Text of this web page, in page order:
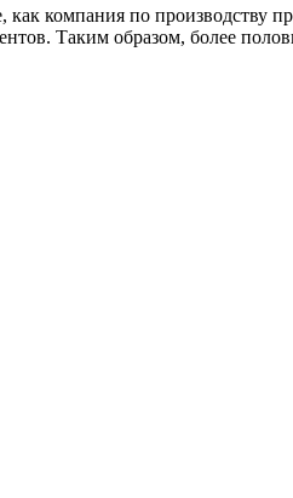
компания по производству
Таким образом, более